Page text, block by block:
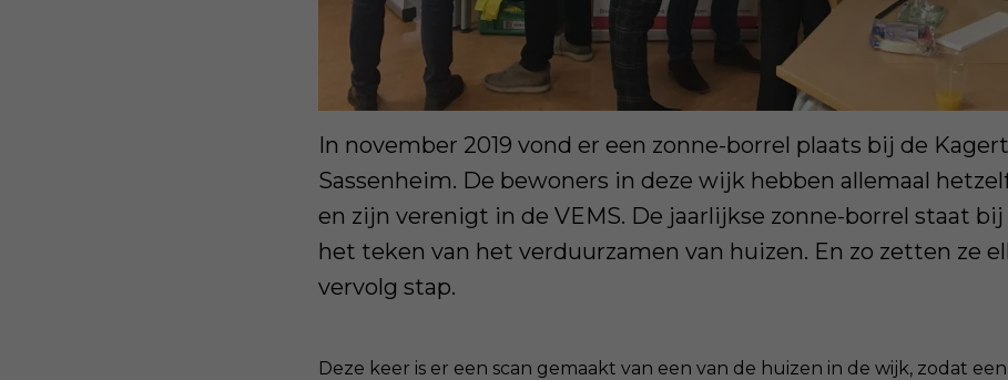
In november 2019 vond er een zonne-borrel plaats bij de
Sassenheim. De bewoners in deze wijk hebben allemaal
en zijn verenigt in de VEMS. De jaarlijkse zonne-borrel staat bij
het teken van het verduurzamen van huizen. En zo zetten ze
vervolg stap.
Deze keer is er een scan gemaakt van een van de huizen in de wijk, zodat